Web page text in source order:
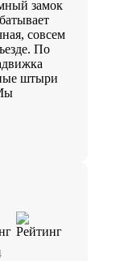
замок
совсем
По
штыри